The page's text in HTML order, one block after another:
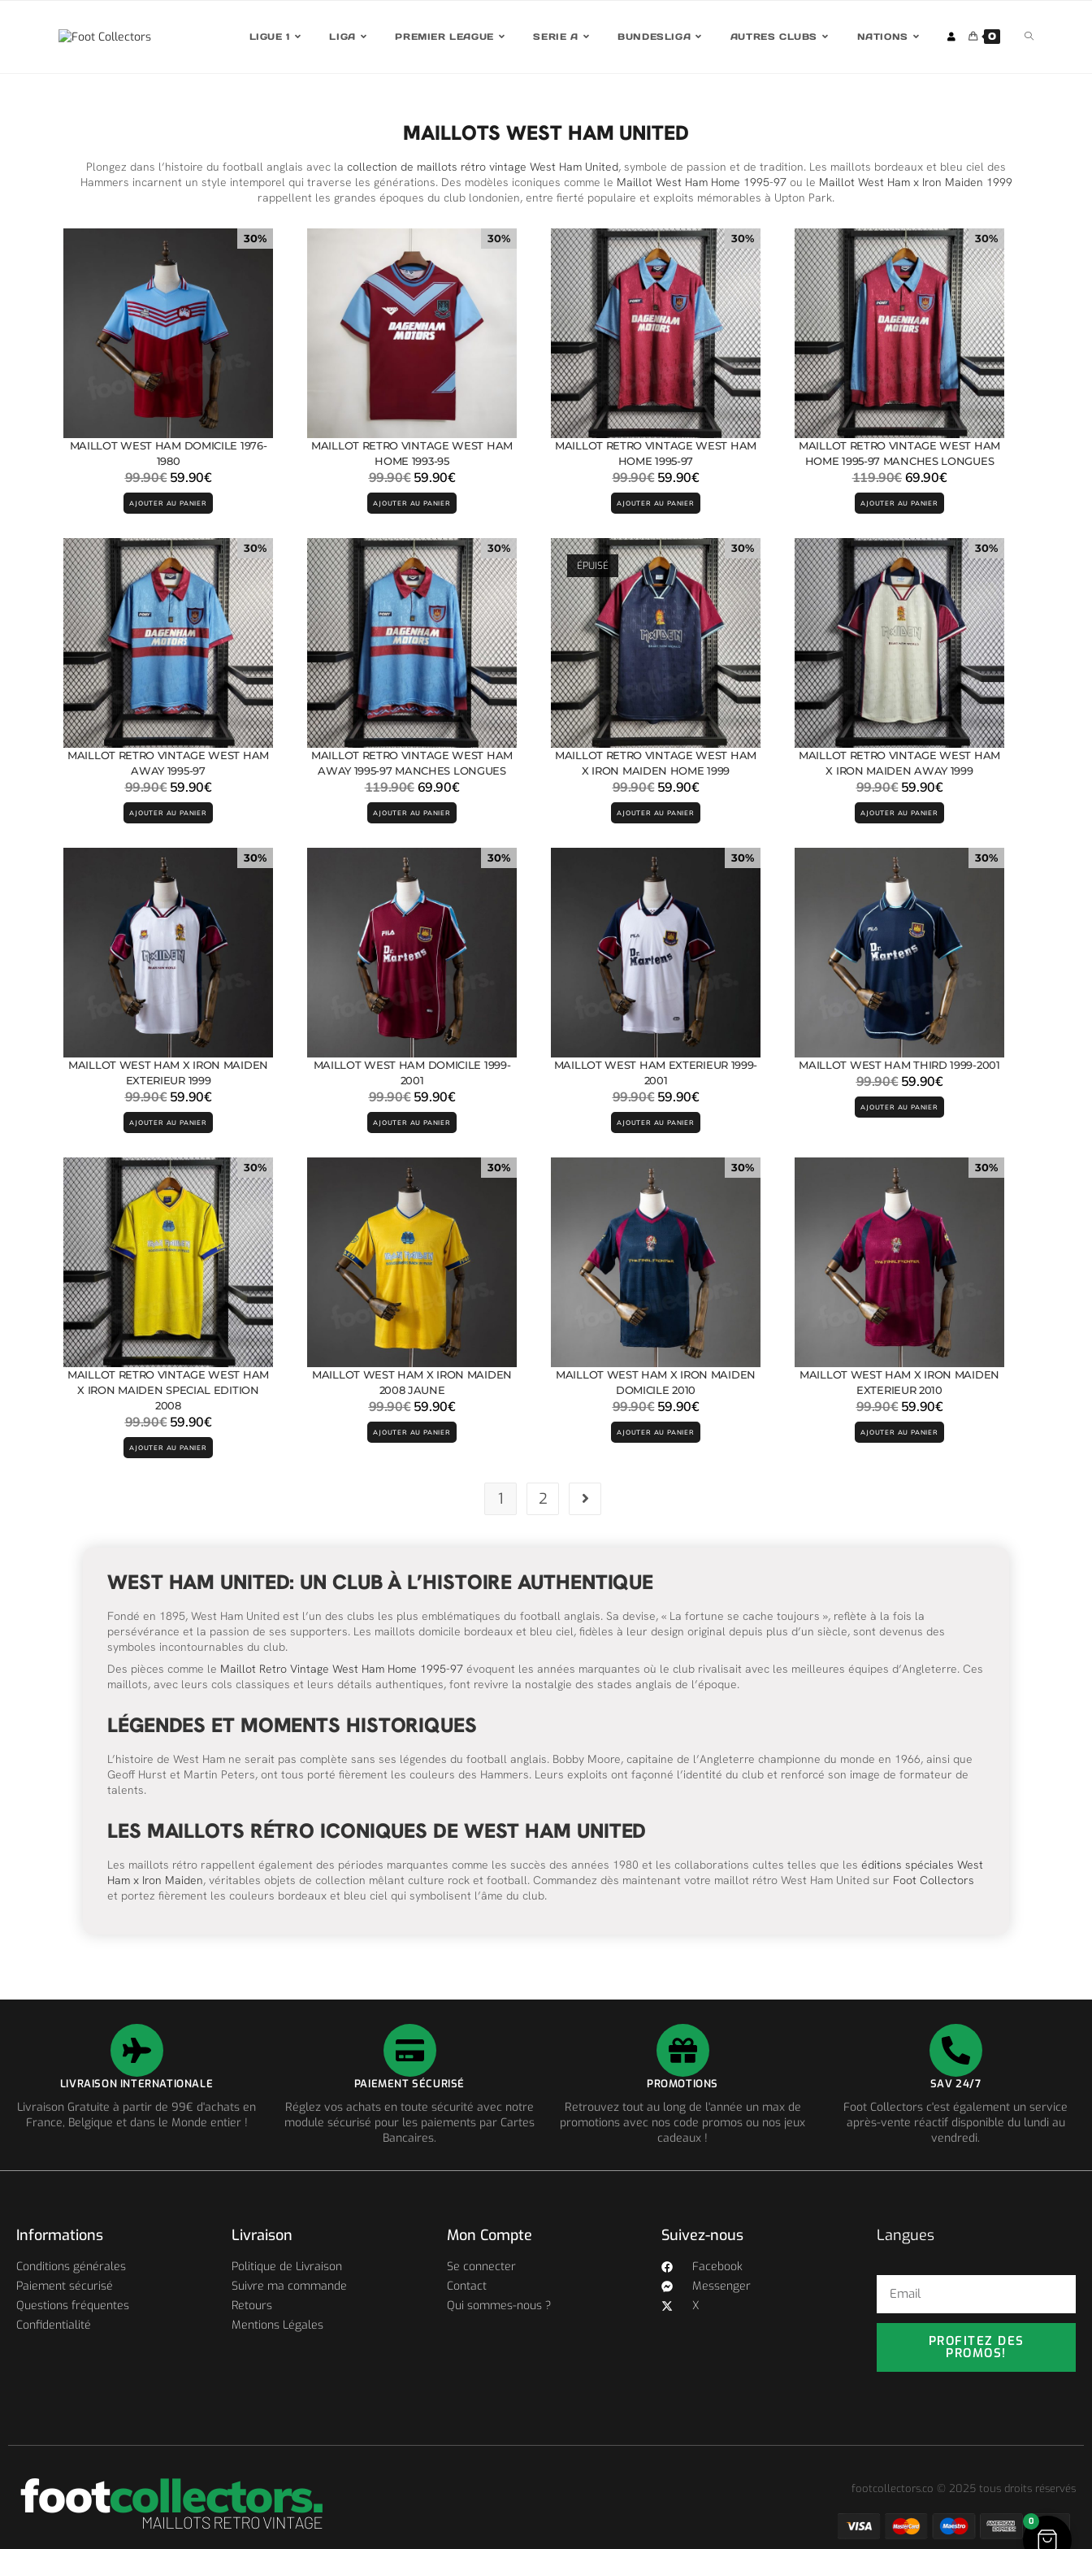
LIGUE 1 LIGA PREMIER LEAGUE SERIE A BUNDESLIGA AUTRES CLUBS NATIONS 0
MAILLOTS WEST HAM UNITED
Plongez dans l’histoire du football anglais avec la collection de maillots rétro vintage West Ham United, symbole de passion et de tradition. Les maillots bordeaux et bleu ciel des
Hammers incarnent un style intemporel qui traverse les générations. Des modèles iconiques comme le Maillot West Ham Home 1995-97ou le Maillot West Ham x Iron Maiden 1999
rappellent les grandes époques du club londonien, entre fierté populaire et exploits mémorables à Upton Park.
30%
MAILLOT WEST HAM DOMICILE 1976-
1980
99.90€ 59.90€
AJOUTER AU PANIER
30%
MAILLOT RETRO VINTAGE WEST HAM
HOME 1993-95
99.90€ 59.90€
AJOUTER AU PANIER
30%
MAILLOT RETRO VINTAGE WEST HAM
HOME 1995-97
99.90€ 59.90€
AJOUTER AU PANIER
30%
MAILLOT RETRO VINTAGE WEST HAM
HOME 1995-97 MANCHES LONGUES
119.90€ 69.90€
AJOUTER AU PANIER
30%
MAILLOT RETRO VINTAGE WEST HAM
AWAY 1995-97
99.90€ 59.90€
AJOUTER AU PANIER
30%
MAILLOT RETRO VINTAGE WEST HAM
AWAY 1995-97 MANCHES LONGUES
119.90€ 69.90€
AJOUTER AU PANIER
30%
ÉPUISÉ
MAILLOT RETRO VINTAGE WEST HAM
X IRON MAIDEN HOME 1999
99.90€ 59.90€
AJOUTER AU PANIER
30%
MAILLOT RETRO VINTAGE WEST HAM
X IRON MAIDEN AWAY 1999
99.90€ 59.90€
AJOUTER AU PANIER
30%
MAILLOT WEST HAM X IRON MAIDEN
EXTERIEUR 1999
99.90€ 59.90€
AJOUTER AU PANIER
30%
MAILLOT WEST HAM DOMICILE 1999-
2001
99.90€ 59.90€
AJOUTER AU PANIER
30%
MAILLOT WEST HAM EXTERIEUR 1999-
2001
99.90€ 59.90€
AJOUTER AU PANIER
30%
MAILLOT WEST HAM THIRD 1999-2001
99.90€ 59.90€
AJOUTER AU PANIER
30%
MAILLOT RETRO VINTAGE WEST HAM
X IRON MAIDEN SPECIAL EDITION
2008
99.90€ 59.90€
AJOUTER AU PANIER
30%
MAILLOT WEST HAM X IRON MAIDEN
2008 JAUNE
99.90€ 59.90€
AJOUTER AU PANIER
30%
MAILLOT WEST HAM X IRON MAIDEN
DOMICILE 2010
99.90€ 59.90€
AJOUTER AU PANIER
30%
MAILLOT WEST HAM X IRON MAIDEN
EXTERIEUR 2010
99.90€ 59.90€
AJOUTER AU PANIER
1 2
WEST HAM UNITED: UN CLUB À L’HISTOIRE AUTHENTIQUE
Fondé en 1895, West Ham United est l’un des clubs les plus emblématiques du football anglais. Sa devise, « La fortune se cache toujours », reflète à la fois la
persévérance et la passion de ses supporters. Les maillots domicile bordeaux et bleu ciel, fidèles à leur design original depuis plus d’un siècle, sont devenus des
symboles incontournables du club.
Des pièces comme le Maillot Retro Vintage West Ham Home 1995-97 évoquent les années marquantes où le club rivalisait avec les meilleures équipes d’Angleterre. Ces
maillots, avec leurs cols classiques et leurs détails authentiques, font revivre la nostalgie des stades anglais de l’époque.
LÉGENDES ET MOMENTS HISTORIQUES
L’histoire de West Ham ne serait pas complète sans ses légendes du football anglais. Bobby Moore, capitaine de l’Angleterre championne du monde en 1966, ainsi que
Geoff Hurst et Martin Peters, ont tous porté fièrement les couleurs des Hammers. Leurs exploits ont façonné l’identité du club et renforcé son image de formateur de
talents.
LES MAILLOTS RÉTRO ICONIQUES DE WEST HAM UNITED
Les maillots rétro rappellent également des périodes marquantes comme les succès des années 1980 et les collaborations cultes telles que les éditions spéciales West
Ham x Iron Maiden, véritables objets de collection mêlant culture rock et football. Commandez dès maintenant votre maillot rétro West Ham United sur Foot Collectors
et portez fièrement les couleurs bordeaux et bleu ciel qui symbolisent l’âme du club.
LIVRAISON INTERNATIONALE
Livraison Gratuite à partir de 99€ d'achats en
France, Belgique et dans le Monde entier !
PAIEMENT SÉCURISÉ
Réglez vos achats en toute sécurité avec notre
module sécurisé pour les paiements par Cartes
Bancaires.
PROMOTIONS
Retrouvez tout au long de l'année un max de
promotions avec nos code promos ou nos jeux
cadeaux !
SAV 24/7
Foot Collectors c'est également un service
après-vente réactif disponible du lundi au
vendredi.
Informations
Conditions générales
Paiement sécurisé
Questions fréquentes
Confidentialité
Livraison
Politique de Livraison
Suivre ma commande
Retours
Mentions Légales
Mon Compte
Se connecter
Contact
Qui sommes-nous ?
Suivez-nous
Facebook
Messenger
X
Langues
PROFITEZ DES
PROMOS!
footcollectors.co © 2025 tous droits réservés
0